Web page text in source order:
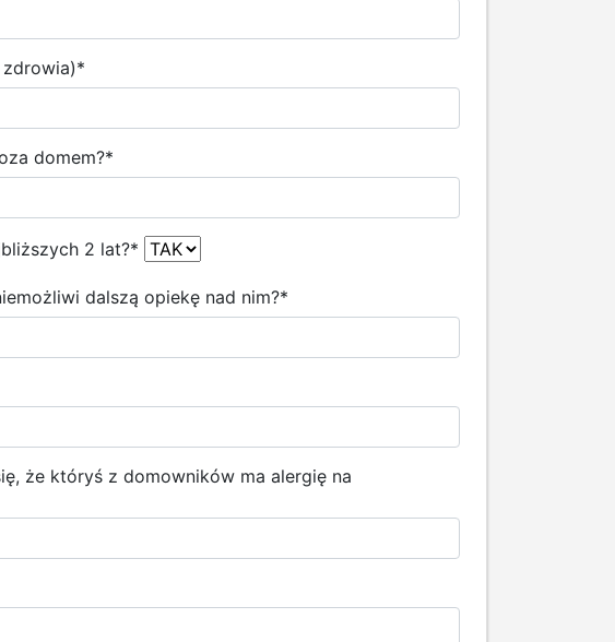
*
domem?*
2 lat?*
dalszą opiekę nad nim?*
że któryś z domowników ma alergię na